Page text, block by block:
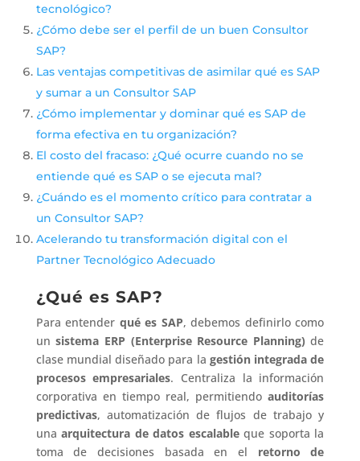
tecnológico?
¿Cómo debe ser el perfil de un buen Consultor
SAP?
Las ventajas competitivas de asimilar qué es SAP
y sumar a un Consultor SAP
¿Cómo implementar y dominar qué es SAP de
forma efectiva en tu organización?
El costo del fracaso: ¿Qué ocurre cuando no se
entiende qué es SAP o se ejecuta mal?
¿Cuándo es el momento crítico para contratar a
un Consultor SAP?
Acelerando tu transformación digital con el
Partner Tecnológico Adecuado
¿Qué es SAP?
Para entender qué es SAP, debemos definirlo como
unsistema ERP (Enterprise Resource Planning) de
clase mundial diseñado para la gestión integrada de
procesos empresariales. Centraliza la información
corporativa en tiempo real, permitiendoauditorías
predictivas, automatización de flujos de trabajo y
unaarquitectura de datos escalableque soporta la
toma de decisiones basada en el retorno de